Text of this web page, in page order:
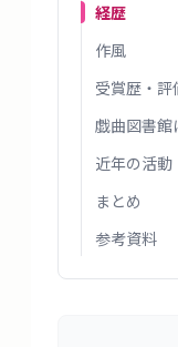
経歴
作風
受賞歴・評
戯曲図書館
近年の活動
まとめ
参考資料